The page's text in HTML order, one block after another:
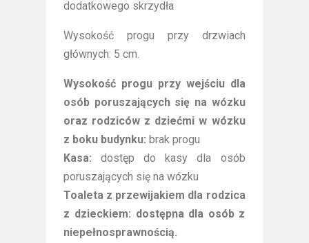
dodatkowego skrzydła
Wysokość progu przy drzwiach
głównych: 5 cm.
Wysokość progu przy wejściu dla
osób poruszających się na wózku
oraz rodziców z dziećmi w wózku
z boku budynku: brak progu
Kasa: dostęp do kasy dla osób
poruszających się na wózku
Toaleta z przewijakiem dla rodzica
z dzieckiem: dostępna dla osób z
niepełnosprawnością.